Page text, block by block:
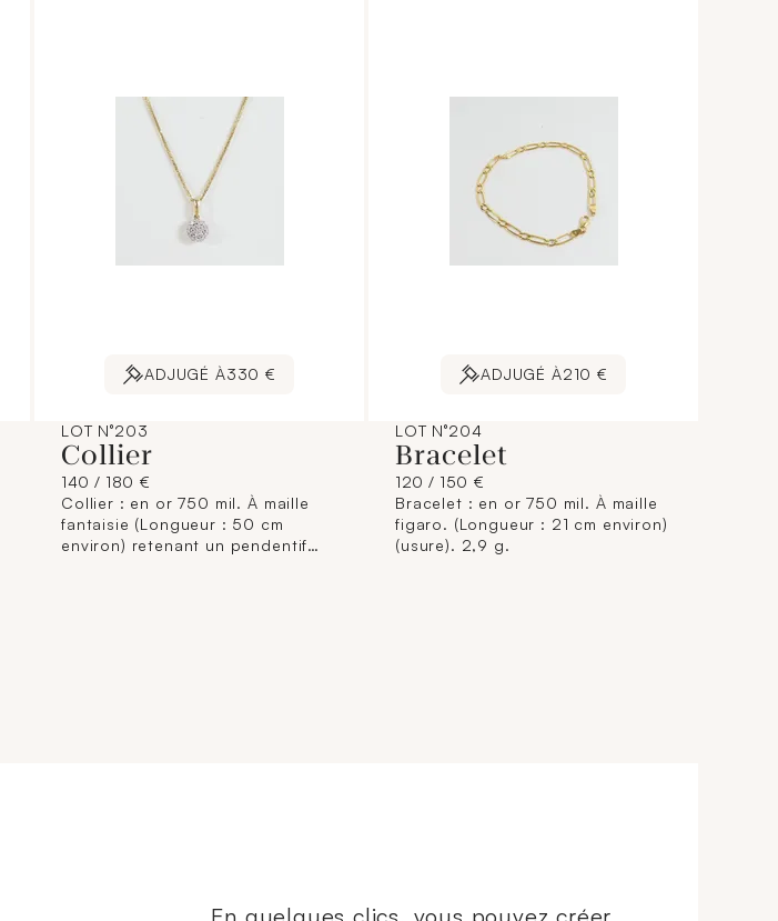
ADJUGÉ À330 €
LOT N°203
Collier
140 / 180 €
Collier : en or 750 mil. À maille
fantaisie (Longueur : 50 cm
environ) retenant un pendentif
ADJUGÉ À210 €
LOT N°204
Bracelet
120 / 150 €
Bracelet : en or 750 mil. À maille
figaro. (Longueur : 21 cm environ)
(usure). 2,9 g.